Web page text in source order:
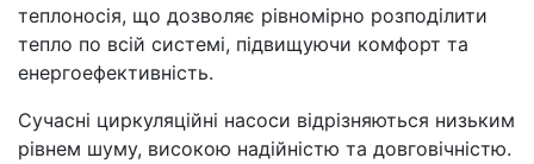
теплоносія, що дозволяє рівномірно розподілити
тепло по всій системі, підвищуючи комфорт та
енергоефективність.
Сучасні циркуляційні насоси відрізняються низьким
рівнем шуму, високою надійністю та довговічністю.